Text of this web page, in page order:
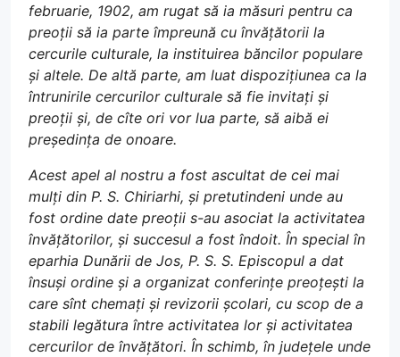
februarie, 1902, am rugat să ia măsuri pentru ca
preoții să ia parte împreună cu învățătorii la
cercurile culturale, la instituirea băncilor populare
și altele. De altă parte, am luat dispozițiunea ca la
întrunirile cercurilor culturale să fie invitați și
preoții și, de cîte ori vor lua parte, să aibă ei
președința de onoare.
Acest apel al nostru a fost ascultat de cei mai
mulți din P. S. Chiriarhi, și pretutindeni unde au
fost ordine date preoții s-au asociat la activitatea
învățătorilor, și succesul a fost îndoit. În special în
eparhia Dunării de Jos, P. S. S. Episcopul a dat
însuși ordine și a organizat conferințe preoțești la
care sînt chemați și revizorii școlari, cu scop de a
stabili legătura între activitatea lor și activitatea
cercurilor de învățători. În schimb, în județele unde